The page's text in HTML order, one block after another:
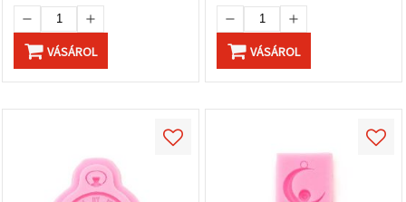
VÁSÁROL VÁSÁROL